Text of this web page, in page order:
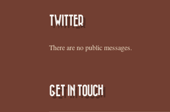
TWITTER
There are no public messages.
GET IN TOUCH